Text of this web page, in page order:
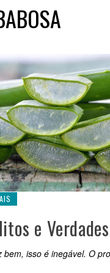
e Verdades
bem, isso é inegável. O